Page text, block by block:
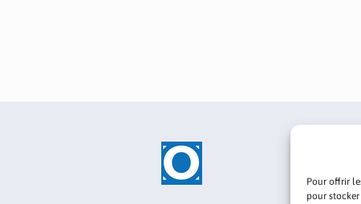
Pour offrir
pour